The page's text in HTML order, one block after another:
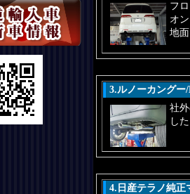
フ
オ
地
3.ルノーカング
社
し
4.日産テラノ純正